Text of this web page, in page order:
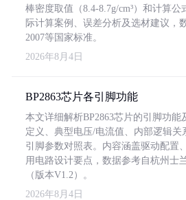
棒密度取值（8.4-8.7g/cm³）和计算
际计算案例、误差分析及选材建议，
2007等国家标准。
2026年8月4日
BP2863芯片各引脚功能
本文详细解析BP2863芯片的引脚功能
定义、典型电压/电流值、内部逻辑关
引脚参数对照表。内容涵盖驱动配置
用电路设计要点，数据参考自杭州士
（版本V1.2）。
2026年8月4日